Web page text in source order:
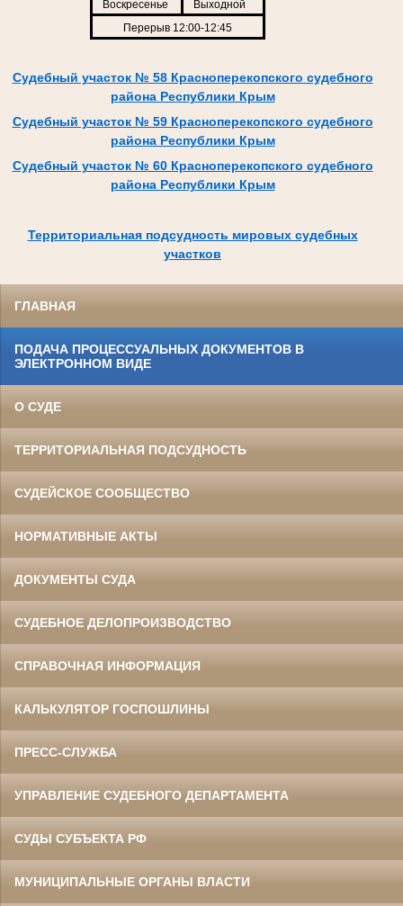
Воскресенье
Выходной
Перерыв 12:00-12:45
Судебный участок № 58 Красноперекопского судебного
района Республики Крым
Судебный участок № 59 Красноперекопского судебного
района Республики Крым
Судебный участок № 60 Красноперекопского судебного
района Республики Крым
Территориальная подсудность мировых судебных
участков
ГЛАВНАЯ
ПОДАЧА ПРОЦЕССУАЛЬНЫХ ДОКУМЕНТОВ В
ЭЛЕКТРОННОМ ВИДЕ
О СУДЕ
ТЕРРИТОРИАЛЬНАЯ ПОДСУДНОСТЬ
СУДЕЙСКОЕ СООБЩЕСТВО
НОРМАТИВНЫЕ АКТЫ
ДОКУМЕНТЫ СУДА
СУДЕБНОЕ ДЕЛОПРОИЗВОДСТВО
СПРАВОЧНАЯ ИНФОРМАЦИЯ
КАЛЬКУЛЯТОР ГОСПОШЛИНЫ
ПРЕСС-СЛУЖБА
УПРАВЛЕНИЕ СУДЕБНОГО ДЕПАРТАМЕНТА
СУДЫ СУБЪЕКТА РФ
МУНИЦИПАЛЬНЫЕ ОРГАНЫ ВЛАСТИ